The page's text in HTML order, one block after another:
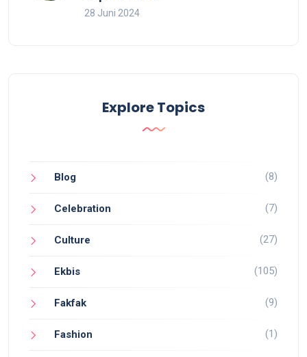
28 Juni 2024
Explore Topics
Blog (8)
Celebration (7)
Culture (27)
Ekbis (105)
Fakfak (9)
Fashion (1)